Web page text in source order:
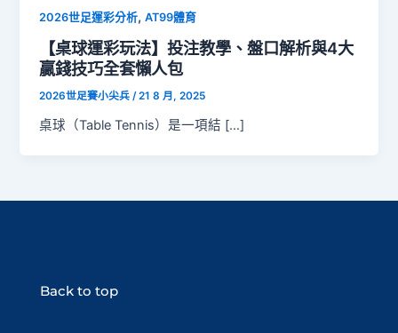
2026世足運彩分析,AT99體育
【桌球運彩玩法】投注教學、盤口解析與4大
贏錢技巧全套懶人包
2026世足賽小尖兵/21 8 月, 2025
桌球（Table Tennis）是一項結 […]
Back to top